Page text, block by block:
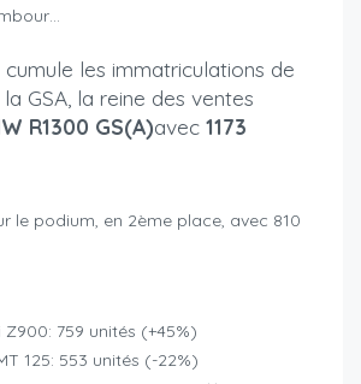
cumule les immatriculations de
GSA, la reine des ventes
R1300 GS(A)avec 1173
le podium, en 2ème place, avec 810
759 unités (+45%)
125: 553 unités (-22%)